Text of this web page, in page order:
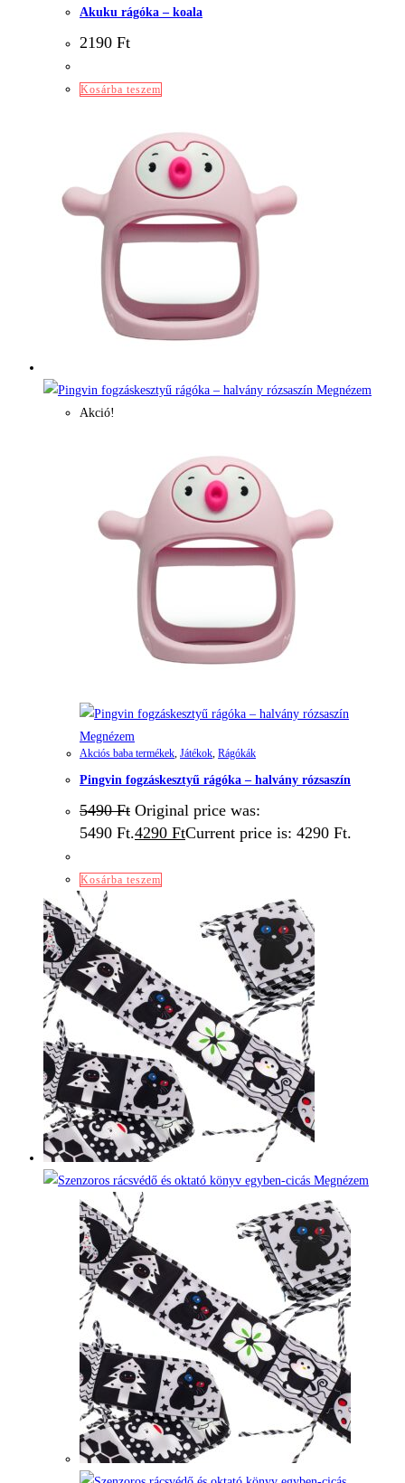
Akuku rágóka – koala
2190 Ft
Kosárba teszem
Megnézem
Akció!
Megnézem
Akciós baba termékek, Játékok, Rágókák
Pingvin fogzáskesztyű rágóka – halvány rózsaszín
5490Ft Original price was:
5490 Ft.4290 FtCurrent price is: 4290 Ft.
Kosárba teszem
Megnézem